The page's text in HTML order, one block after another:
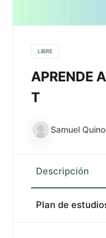
LIBRE
APRENDE
T
Samuel
Descripción
Plan de